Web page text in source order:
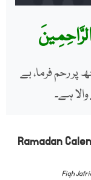
رحم فرما، بے
ہے۔
Ramadan
Fiqh